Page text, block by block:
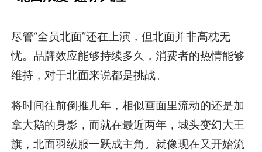
尽管“全员北面”还在上演，但北面并非高枕无
忧。品牌效应能够持续多久，消费者的热情能够
维持，对于北面来说都是挑战。
将时间往前倒推几年，相似画面里流动的还是加
拿大鹅的身影，而就在最近两年，城头变幻大王
旗，北面羽绒服一跃成主角。就像现在又开始流